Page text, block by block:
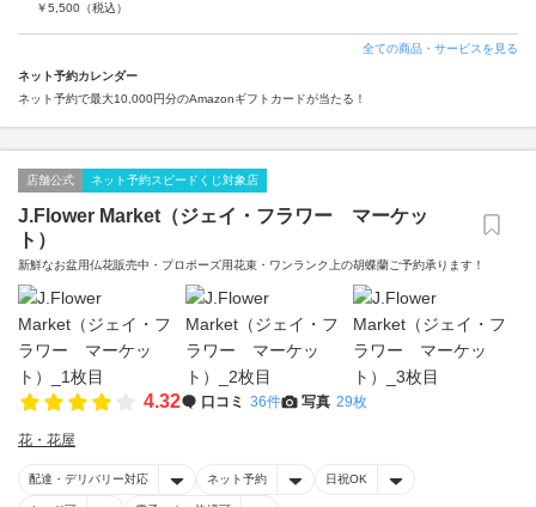
￥5,500 （税込）
全ての商品・サービスを見る
ネット予約カレンダー
ネット予約で最大10,000円分のAmazonギフトカードが当たる！
店舗公式 ネット予約スピードくじ対象店
J.Flower Market（ジェイ・フラワー マーケッ
ト）
新鮮なお盆用仏花販売中・プロポーズ用花束・ワンランク上の胡蝶蘭ご予約承ります！
4.32 口コミ 36件 写真 29枚
花・花屋
配達・デリバリー対応 ネット予約 日祝OK